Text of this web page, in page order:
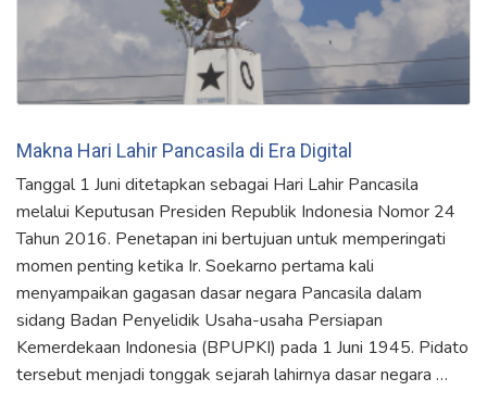
Makna Hari Lahir Pancasila di Era Digital
Tanggal 1 Juni ditetapkan sebagai Hari Lahir Pancasila
melalui Keputusan Presiden Republik Indonesia Nomor 24
Tahun 2016. Penetapan ini bertujuan untuk memperingati
momen penting ketika Ir. Soekarno pertama kali
menyampaikan gagasan dasar negara Pancasila dalam
sidang Badan Penyelidik Usaha-usaha Persiapan
Kemerdekaan Indonesia (BPUPKI) pada 1 Juni 1945. Pidato
tersebut menjadi tonggak sejarah lahirnya dasar negara …